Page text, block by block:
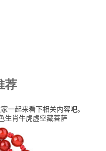
荐
一起来看下相关内容吧。
生肖牛虎虚空藏菩萨